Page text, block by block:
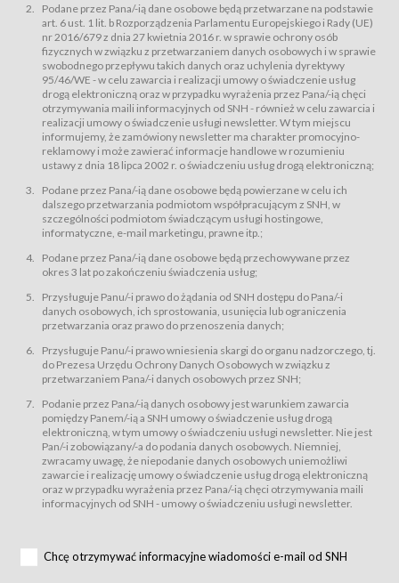
Sklep – sklep internetowy prowadzony przez Usługodawcę w Serwisie;
Regulamin – niniejszy regulamin.
§ 2
Postanowienia ogólne
Regulamin określa zasady:
świadczenia Usługobiorcom Usług przez Usługodawcę, z
zastrzeżeniem usług, o których mowa w ust. 2 pkt. 4 i 5 poniżej, których
zasady świadczenia precyzują odrębne regulaminy,
przetwarzania przez Usługodawcę danych osobowych Usługobiorców
będących osobami fizycznymi.
świadczy Usługi drogą elektroniczną w rozumieniu ustawy z dnia 18 lipca
2002 r. o świadczeniu usług drogą elektroniczną (Dz.U. z 2002 r., Nr 144, poz.
1204, z późń. zm.). Usługi świadczone są nieodpłatnie.
usługę przeglądania i odczytywania przez Usługobiorców materiałów
zamieszczanych w Serwisie,
usługę utrzymywania konta użytkownika w Serwisie,
usługę newsletter,
usługę zawierania na odległość umów nabycia Karnetów i Biletów,
usługę zawierania na odległość umów sprzedaży w Sklepie.
dnia 18 lipca 2002 r. o świadczeniu usług drogą elektroniczną (Dz.U. z 2002
r., Nr 144, poz. 1204, z późń. zm.). Usługi świadczone są nieodpłatnie.
Na zasadach określonych w Regulaminie dostęp do Serwisu jest otwarty dla
Usługobiorca przed rozpoczęciem korzystania z Serwisu jest zobowiązany
zapoznać się z Regulaminem. Założenie konta w Serwisie oraz zamówienie
usługi newsletter za pośrednictwem przeznaczonego do tego formularza
zamieszczonego na stronach Serwisu dostępnych dla wszystkich
Usługobiorców wymaga akceptacji postanowień Regulaminu.
Usługobiorca zobowiązany jest do przestrzegania postanowień Regulaminu
od chwili rozpoczęcia korzystania z Serwisu.
Regulamin jest udostępniony Usługobiorcom nieodpłatnie za
Warunki techniczne korzystania z Usług
Podane przez Pana/-ią dane osobowe będą przetwarzane na podstawie
art. 6 ust. 1 lit. b Rozporządzenia Parlamentu Europejskiego i Rady (UE)
nr 2016/679 z dnia 27 kwietnia 2016 r. w sprawie ochrony osób
fizycznych w związku z przetwarzaniem danych osobowych i w sprawie
swobodnego przepływu takich danych oraz uchylenia dyrektywy
95/46/WE - w celu zawarcia i realizacji umowy o świadczenie usług
drogą elektroniczną oraz w przypadku wyrażenia przez Pana/-ią chęci
otrzymywania maili informacyjnych od SNH - również w celu zawarcia i
realizacji umowy o świadczenie usługi newsletter. W tym miejscu
informujemy, że zamówiony newsletter ma charakter promocyjno-
reklamowy i może zawierać informacje handlowe w rozumieniu
ustawy z dnia 18 lipca 2002 r. o świadczeniu usług drogą elektroniczną;
Podane przez Pana/-ią dane osobowe będą powierzane w celu ich
dalszego przetwarzania podmiotom współpracującym z SNH, w
szczególności podmiotom świadczącym usługi hostingowe,
informatyczne, e-mail marketingu, prawne itp.;
Podane przez Pana/-ią dane osobowe będą przechowywane przez
okres 3 lat po zakończeniu świadczenia usług;
Przysługuje Panu/-i prawo do żądania od SNH dostępu do Pana/-i
danych osobowych, ich sprostowania, usunięcia lub ograniczenia
przetwarzania oraz prawo do przenoszenia danych;
Przysługuje Panu/-i prawo wniesienia skargi do organu nadzorczego, tj.
do Prezesa Urzędu Ochrony Danych Osobowych w związku z
przetwarzaniem Pana/-i danych osobowych przez SNH;
Podanie przez Pana/-ią danych osobowy jest warunkiem zawarcia
pomiędzy Panem/-ią a SNH umowy o świadczenie usług drogą
elektroniczną, w tym umowy o świadczeniu usługi newsletter. Nie jest
Pan/-i zobowiązany/-a do podania danych osobowych. Niemniej,
zwracamy uwagę, że niepodanie danych osobowych uniemożliwi
zawarcie i realizację umowy o świadczenie usług drogą elektroniczną
oraz w przypadku wyrażenia przez Pana/-ią chęci otrzymywania maili
informacyjnych od SNH - umowy o świadczeniu usługi newsletter.
Chcę otrzymywać informacyjne wiadomości e-mail od SNH